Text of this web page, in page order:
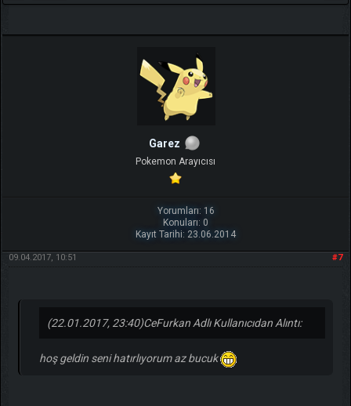
Garez
Pokemon Arayıcısı
Yorumları: 16
Konuları: 0
Kayıt Tarihi: 23.06.2014
#7
09.04.2017, 10:51
(22.01.2017, 23:40)CeFurkan Adlı Kullanıcıdan Alıntı:
hoş geldin seni hatırlıyorum az bucuk